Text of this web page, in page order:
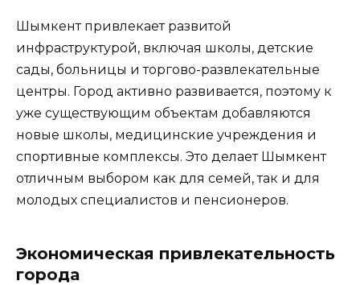
Шымкент привлекает развитой
инфраструктурой, включая школы, детские
сады, больницы и торгово-развлекательные
центры. Город активно развивается, поэтому к
уже существующим объектам добавляются
новые школы, медицинские учреждения и
спортивные комплексы. Это делает Шымкент
отличным выбором как для семей, так и для
молодых специалистов и пенсионеров.
Экономическая привлекательность
города